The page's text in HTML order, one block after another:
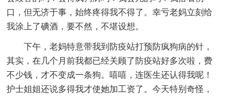
口，但无济于事，始终疼得我不得了。幸亏老妈立刻给
我涂上了碘酒，要不然，不堪设想。
下午，老妈特意带我到防疫站打预防疯狗病的针，
其实，在几个月前我都已经关顾了防疫站好多次啦，费
不少钱，才不变成一条狗。嘻嘻，连医生还认得我呢！
护士姐姐还说多得我才使她加工资了。今天特别奇怪，